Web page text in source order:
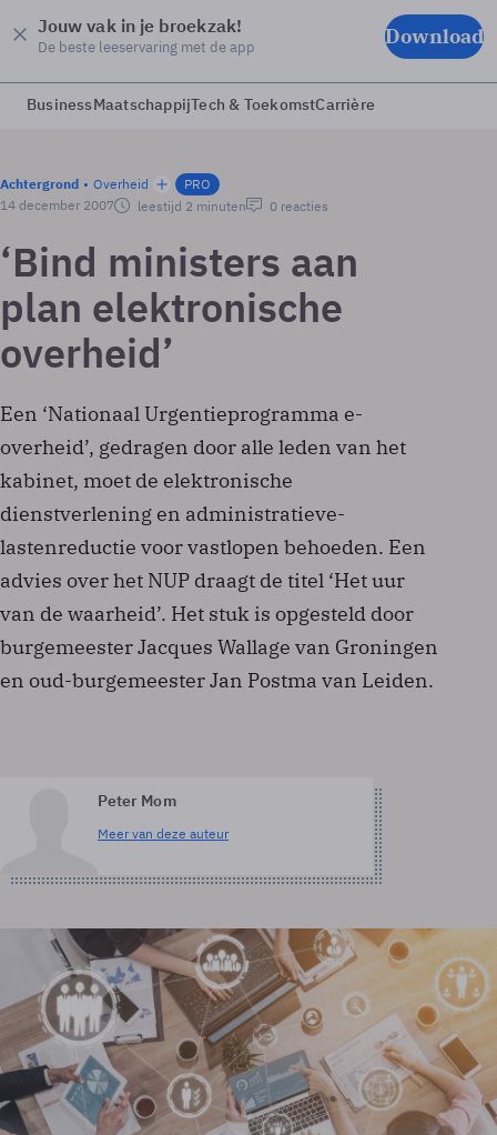
Jouw vak in je broekzak!
De beste leeservaring met de app Download
BusinessMaatschappijTech & ToekomstCarrière
Achtergrond Overheid
PRO
14 december 2007
leestijd 2 minuten 0 reacties
‘Bind ministers aan
plan elektronische
overheid’
Een ‘Nationaal Urgentieprogramma e-
overheid’, gedragen door alle leden van het
kabinet, moet de elektronische
dienstverlening en administratieve-
lastenreductie voor vastlopen behoeden. Een
advies over het NUP draagt de titel ‘Het uur
van de waarheid’. Het stuk is opgesteld door
burgemeester Jacques Wallage van Groningen
en oud-burgemeester Jan Postma van Leiden.
Peter Mom
Meer van deze auteur